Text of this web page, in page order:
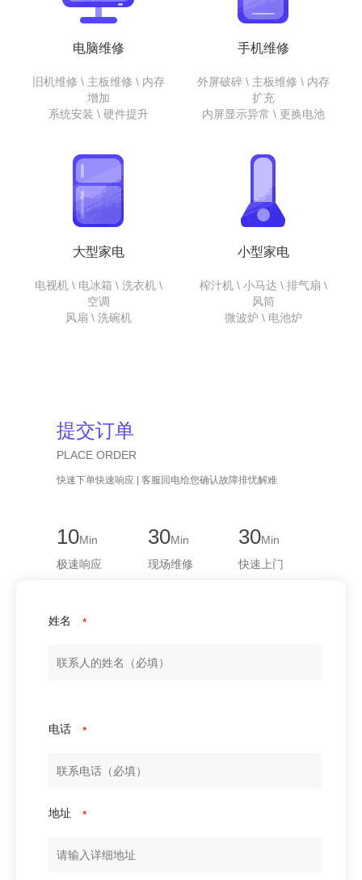
电脑维修
旧机维修 \ 主板维修 \ 内存
增加
系统安装 \ 硬件提升
手机维修
外屏破碎 \ 主板维修 \ 内存
扩充
内屏显示异常 \ 更换电池
大型家电
电视机 \ 电冰箱 \ 洗衣机 \
空调
风扇 \ 洗碗机
小型家电
榨汁机 \ 小马达 \ 排气扇 \
风筒
微波炉 \ 电池炉
提交订单
PLACE ORDER
快速下单快速响应 | 客服回电给您确认故障排忧解难
10Min
极速响应
30Min
现场维修
30Min
快速上门
姓名 *
电话 *
地址 *